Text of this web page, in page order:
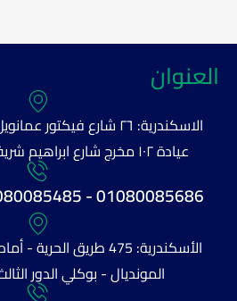
العنوان
الاسكندرية: ٢٦ شارع
عيادة ١٠٢ مخرج شارع ابراهيم شريف - مصطفى كامل
01080085686 - 01080085485 - 035422575
الأسكندرية: 475 طريق
المونديال - بوكلي الدور